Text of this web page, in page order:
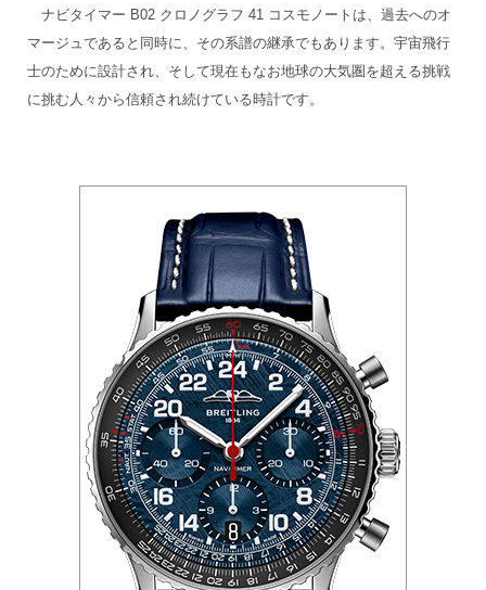
ナビタイマー B02 クロノグラフ 41 コスモノートは、過去へのオ
マージュであると同時に、その系譜の継承でもあります。宇宙飛行
士のために設計され、そして現在もなお地球の大気圏を超える挑戦
に挑む人々から信頼され続けている時計です。